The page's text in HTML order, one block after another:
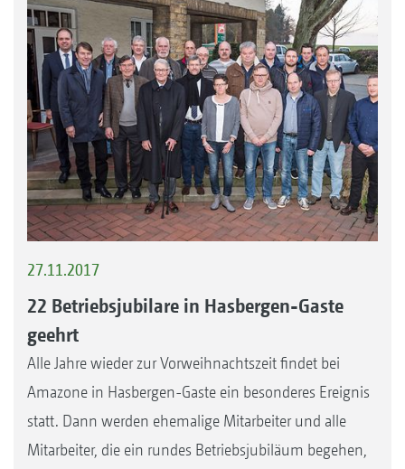
27.11.2017
22 Betriebsjubilare in Hasbergen-Gaste
geehrt
Alle Jahre wieder zur Vorweihnachtszeit findet bei
Amazone in Hasbergen-Gaste ein besonderes Ereignis
statt. Dann werden ehemalige Mitarbeiter und alle
Mitarbeiter, die ein rundes Betriebsjubiläum begehen,